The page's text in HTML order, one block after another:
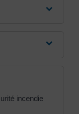
incendie